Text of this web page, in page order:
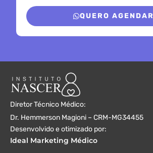
QUERO AGENDAR
Diretor Técnico Médico:
Dr. Hemmerson Magioni – CRM-MG34455
Desenvolvido e otimizado por:
Ideal Marketing Médico